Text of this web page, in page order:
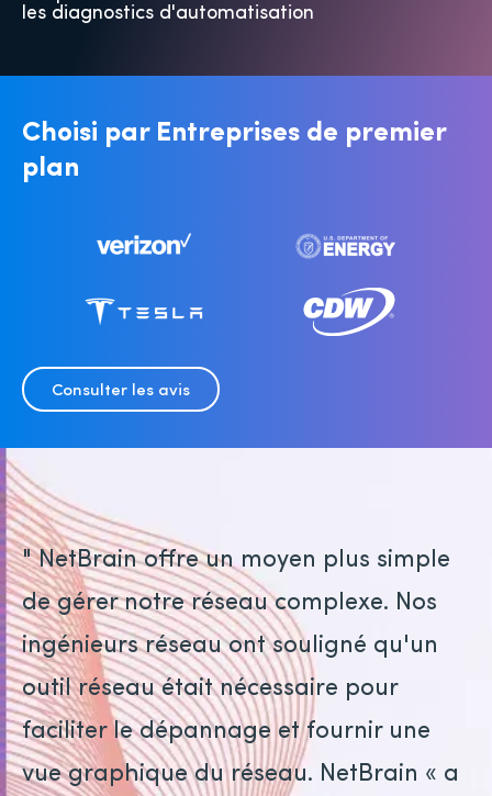
Choisi parEntreprises de premier
plan
Consulter les avis
" NetBrain offre un moyen plus simple
de gérer notre réseau complexe. Nos
ingénieurs réseau ont souligné qu'un
outil réseau était nécessaire pour
faciliter le dépannage et fournir une
vue graphique du réseau. NetBrain « a